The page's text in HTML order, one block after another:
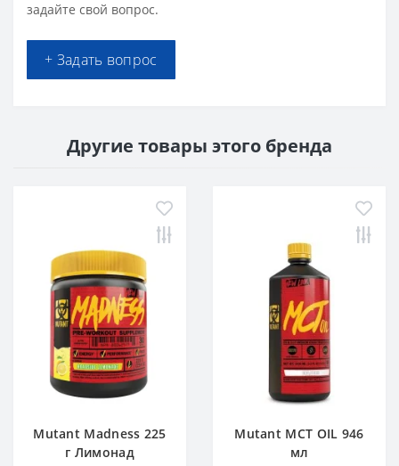
задайте свой вопрос.
+ Задать вопрос
Другие товары этого бренда
Mutant Madness 225
г Лимонад
Mutant MCT OIL 946
мл